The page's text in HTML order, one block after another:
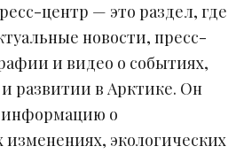
центр — это раздел, где
новости, пресс-
и видео о событиях,
развитии в Арктике. Он
информацию о
экологических